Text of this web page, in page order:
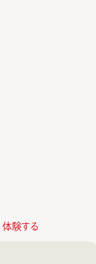
体験する